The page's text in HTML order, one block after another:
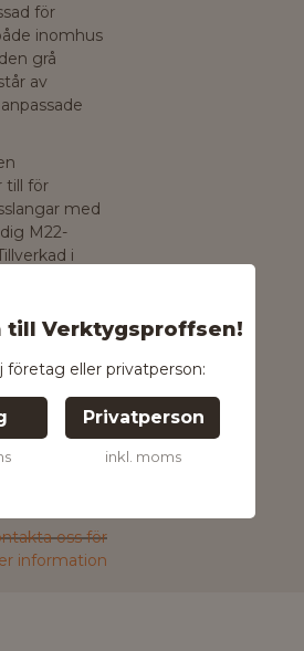
till Verktygsproffsen!
företag eller privatperson:
Privatperson
inkl. moms
för
inomhus
grå
av
till för
med
M22-
i
oss för
information